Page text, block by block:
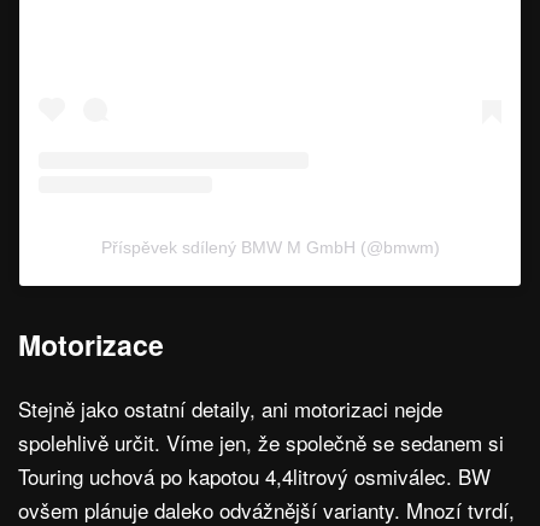
Příspěvek sdílený BMW M GmbH (@bmwm)
Motorizace
Stejně jako ostatní detaily, ani motorizaci nejde
spolehlivě určit. Víme jen, že společně se sedanem si
Touring uchová po kapotou 4,4litrový osmiválec. BW
ovšem plánuje daleko odvážnější varianty. Mnozí tvrdí,